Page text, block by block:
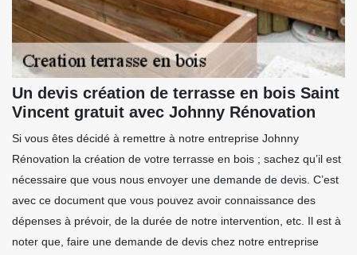
Un devis création de terrasse en bois Saint
Vincent gratuit avec Johnny Rénovation
Si vous êtes décidé à remettre à notre entreprise Johnny
Rénovation la création de votre terrasse en bois ; sachez qu’il est
nécessaire que vous nous envoyer une demande de devis. C’est
avec ce document que vous pouvez avoir connaissance des
dépenses à prévoir, de la durée de notre intervention, etc. Il est à
noter que, faire une demande de devis chez notre entreprise